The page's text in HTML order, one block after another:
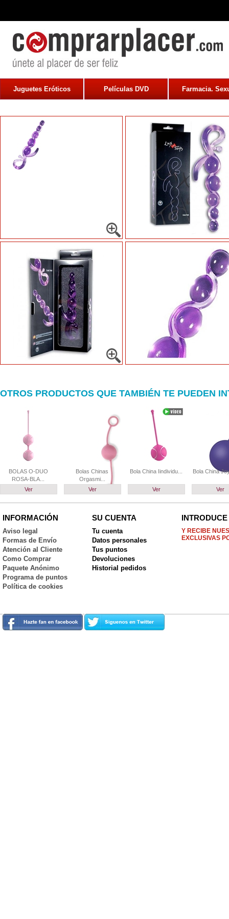
Juguetes Eróticos Películas DVD Farmacia.
OTROS PRODUCTOS QUE TAMBIÉN TE PUEDEN
BOLAS O-DUO
ROSA-BLA...
Ver
Bolas Chinas
Orgasmi...
Ver
Bola China Iindividu...
Ver
Bola China
Ver
INFORMACIÓN
Aviso legal
Formas de Envío
Atención al Cliente
Como Comprar
Paquete Anónimo
Programa de puntos
Política de cookies
SU CUENTA
Tu cuenta
Datos personales
Tus puntos
Devoluciones
Historial pedidos
Y RECIBE
EXCLUSIVAS